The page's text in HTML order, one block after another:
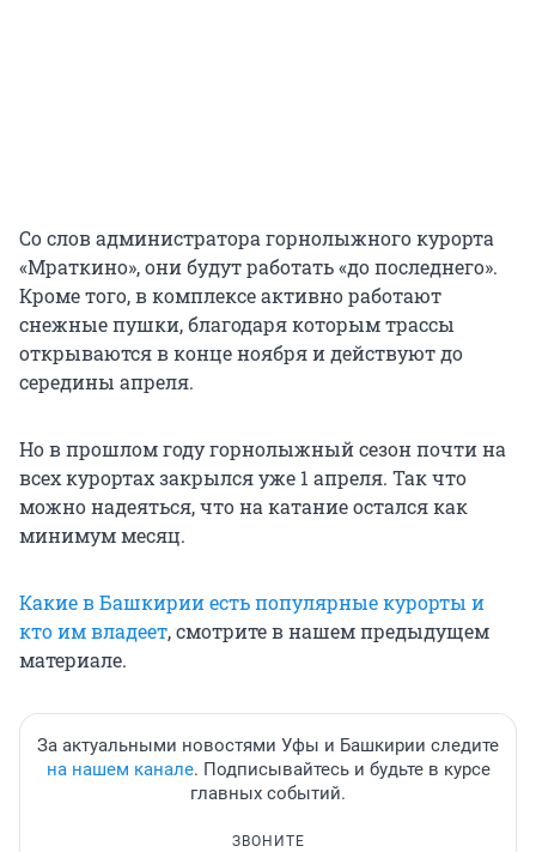
Со слов администратора горнолыжного курорта
«Мраткино», они будут работать «до последнего».
Кроме того, в комплексе активно работают
снежные пушки, благодаря которым трассы
открываются в конце ноября и действуют до
середины апреля.
Но в прошлом году горнолыжный сезон почти на
всех курортах закрылся уже 1 апреля. Так что
можно надеяться, что на катание остался как
минимум месяц.
Какие в Башкирии есть популярные курорты и
кто им владеет, смотрите в нашем предыдущем
материале.
За актуальными новостями Уфы и Башкирии следите
на нашем канале. Подписывайтесь и будьте в курсе
главных событий.
ЗВОНИТЕ